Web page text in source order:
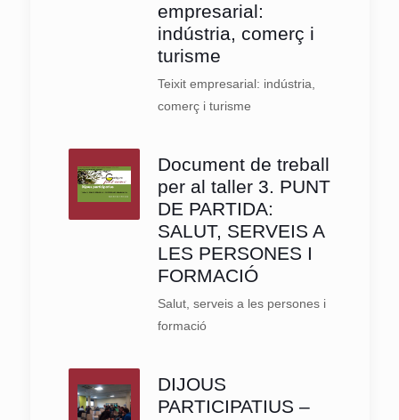
empresarial:
indústria, comerç i
turisme
Teixit empresarial: indústria,
comerç i turisme
Document de treball
per al taller 3. PUNT
DE PARTIDA:
SALUT, SERVEIS A
LES PERSONES I
FORMACIÓ
Salut, serveis a les persones i
formació
DIJOUS
PARTICIPATIUS –